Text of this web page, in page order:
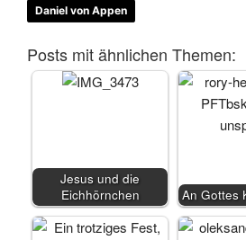
Daniel von Appen
Posts mit ähnlichen Themen:
Jesus und die
Eichhörnchen
An Gottes